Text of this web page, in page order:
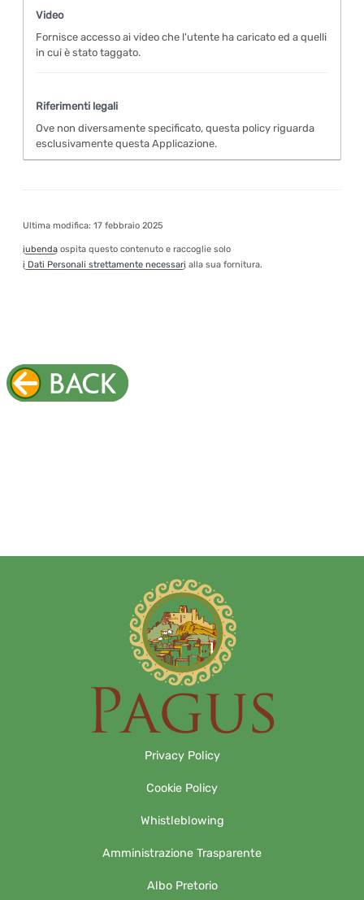
Video
Fornisce accesso ai video che l'utente ha caricato ed a quelli
in cui è stato taggato.
Riferimenti legali
Ove non diversamente specificato, questa policy riguarda
esclusivamente questa Applicazione.
Ultima modifica: 17 febbraio 2025
iubenda ospita questo contenuto e raccoglie solo
i Dati Personali strettamente necessari alla sua fornitura.
Privacy Policy
Cookie Policy
Whistleblowing
Amministrazione Trasparente
Albo Pretorio